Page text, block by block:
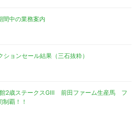
間中の業務案内
ションセール結果（三石抜粋）
館2歳ステークスGⅢ 前田ファーム生産馬 フ
制覇！！